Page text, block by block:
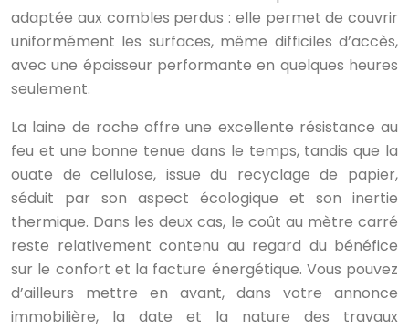
adaptée aux combles perdus : elle permet de couvrir
uniformément les surfaces, même difficiles d’accès,
avec une épaisseur performante en quelques heures
seulement.
La laine de roche offre une excellente résistance au
feu et une bonne tenue dans le temps, tandis que la
ouate de cellulose, issue du recyclage de papier,
séduit par son aspect écologique et son inertie
thermique. Dans les deux cas, le coût au mètre carré
reste relativement contenu au regard du bénéfice
sur le confort et la facture énergétique. Vous pouvez
d’ailleurs mettre en avant, dans votre annonce
immobilière, la date et la nature des travaux